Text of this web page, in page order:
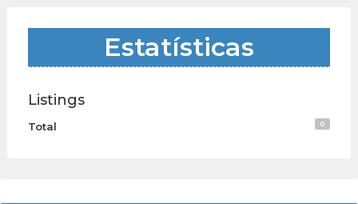
Estatísticas
Listings
Total 0